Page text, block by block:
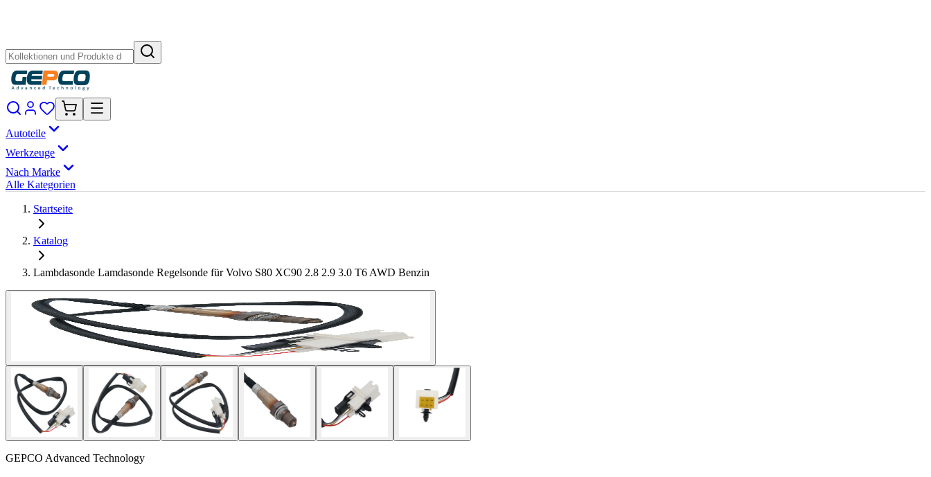
Autoteile
Werkzeuge
Nach Marke
Alle Kategorien
Startseite
Katalog
Lambdasonde Lamdasonde Regelsonde für Volvo S80 XC90 2.8 2.9 3.0 T6 AWD Benzin
GEPCO Advanced Technology